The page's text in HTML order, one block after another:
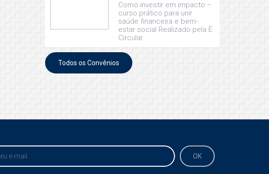
Como investir em impacto –
curso prático para unir
saúde financeira e bem-
estar social Realizado pela É
Circular.
Todos os Convênios